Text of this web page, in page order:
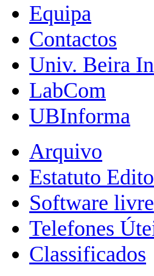
Equipa
Contactos
Univ. Beira
LabCom
UBInforma
Arquivo
Estatuto
Software livre
Telefones
Classificados